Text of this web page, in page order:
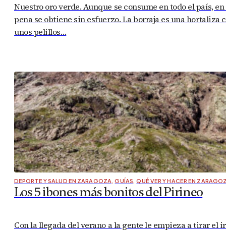
Nuestro oro verde. Aunque se consume en todo el país,
pena se obtiene sin esfuerzo. La borraja es una
unos pelillos…
DEPORTE Y SALUD EN ZARAGOZA, GUÍAS, QUÉ VER Y HACER EN
Los 5 ibones más bonitos del Pirineo
Con la llegada del verano a la gente le empieza a tirar el